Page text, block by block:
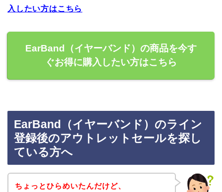
入したい方はこちら
EarBand（イヤーバンド）の商品を今す
ぐお得に購入したい方はこちら
EarBand（イヤーバンド）のライン
登録後のアウトレットセールを探し
ている方へ
ちょっとひらめいたんだけど、